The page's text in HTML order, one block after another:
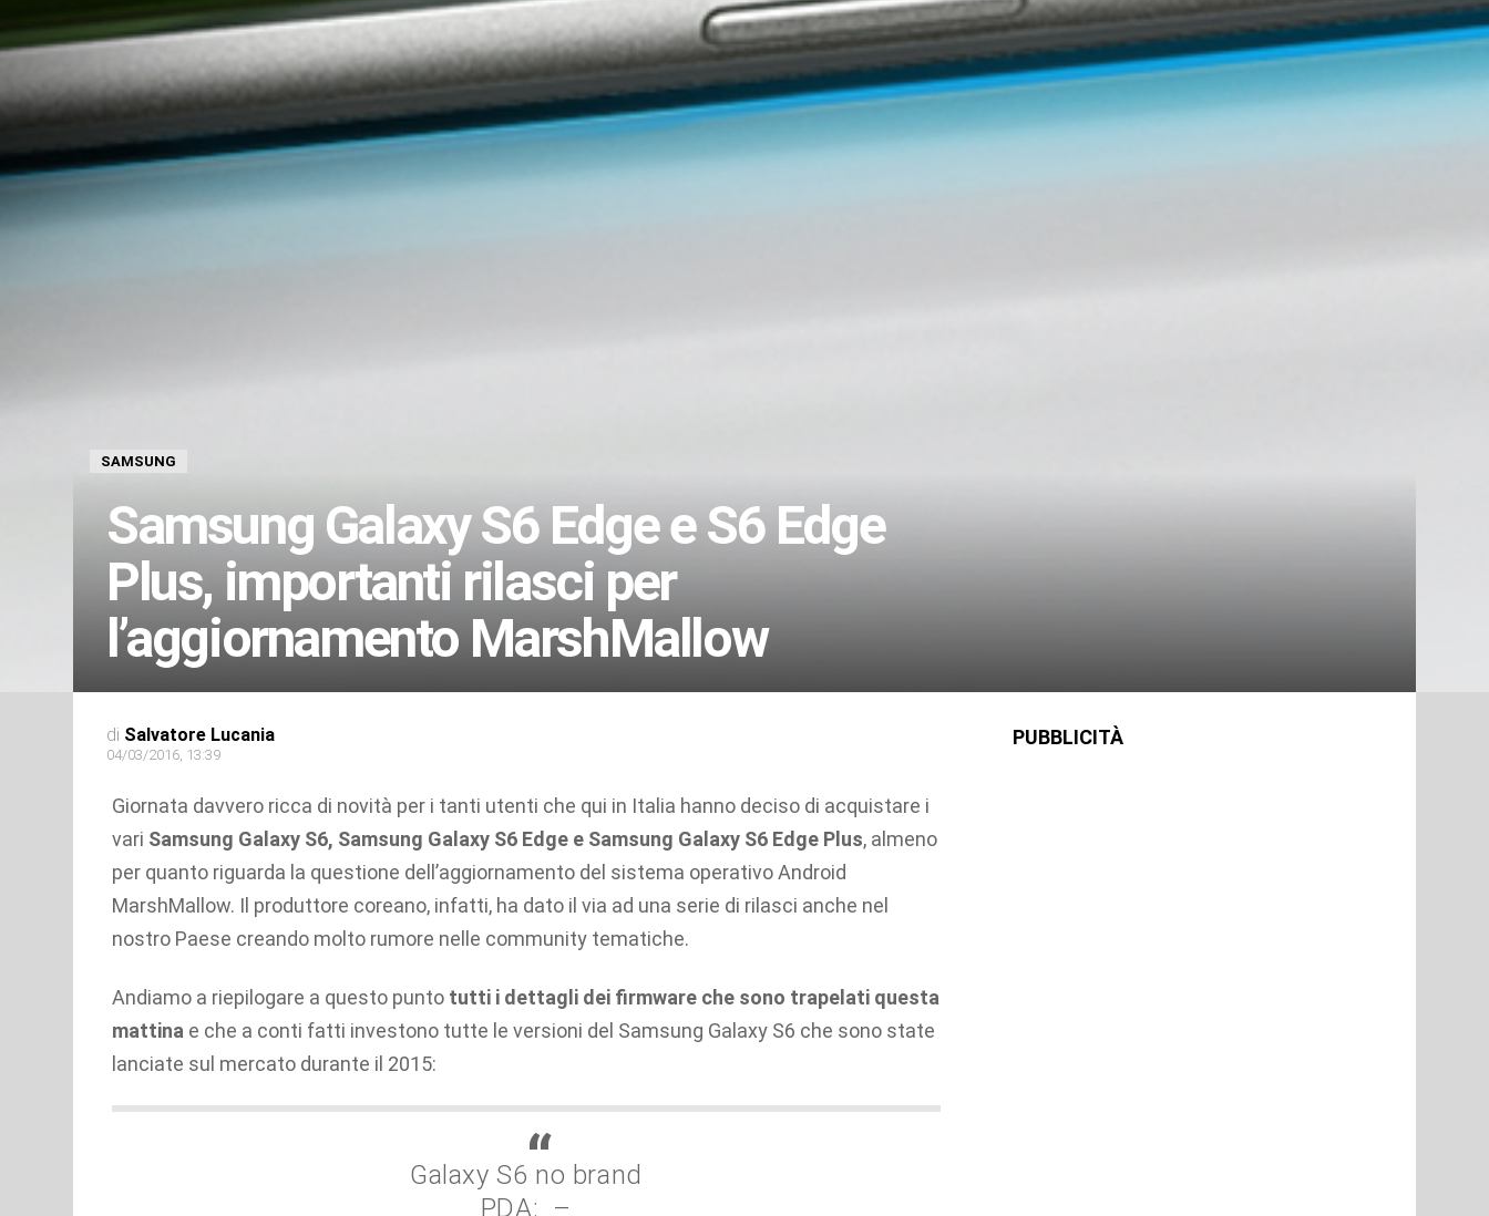
SAMSUNG
Samsung Galaxy S6 Edge e S6 Edge
Plus, importanti rilasci per
l’aggiornamento MarshMallow
di Salvatore Lucania
04/03/2016, 13:39
Giornata davvero ricca di novità per i tanti utenti che qui in Italia hanno deciso di acquistare i
vari Samsung Galaxy S6, Samsung Galaxy S6 Edge e Samsung Galaxy S6 Edge Plus, almeno
per quanto riguarda la questione dell’aggiornamento del sistema operativo Android
MarshMallow. Il produttore coreano, infatti, ha dato il via ad una serie di rilasci anche nel
nostro Paese creando molto rumore nelle community tematiche.
Andiamo a riepilogare a questo punto tutti i dettagli dei firmware che sono trapelati questa
mattina e che a conti fatti investono tutte le versioni del Samsung Galaxy S6 che sono state
lanciate sul mercato durante il 2015:
Galaxy S6 no brand
PDA: –
PUBBLICITÀ